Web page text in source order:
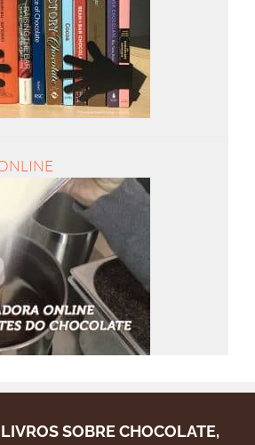
SOBRE CHOCOLATE,